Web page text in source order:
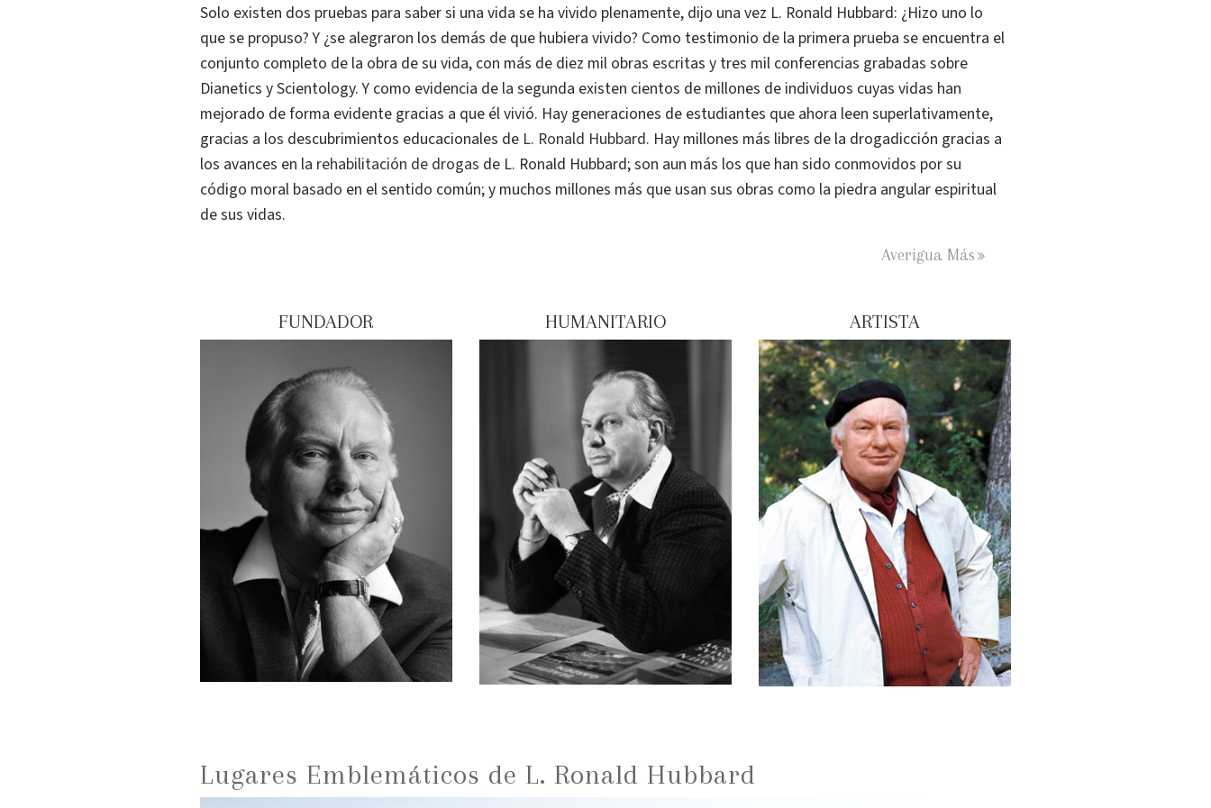
Solo existen dos pruebas para saber si una vida se ha vivido plenamente, dijo una vez L. Ronald Hubbard: ¿Hizo uno lo
que se propuso? Y ¿se alegraron los demás de que hubiera vivido? Como testimonio de la primera prueba se encuentra el
conjunto completo de la obra de su vida, con más de diez mil obras escritas y tres mil conferencias grabadas sobre
Dianetics y Scientology. Y como evidencia de la segunda existen cientos de millones de individuos cuyas vidas han
mejorado de forma evidente gracias a que él vivió. Hay generaciones de estudiantes que ahora leen superlativamente,
gracias a los descubrimientos educacionales de L. Ronald Hubbard. Hay millones más libres de la drogadicción gracias a
los avances en la rehabilitación de drogas de L. Ronald Hubbard; son aun más los que han sido conmovidos por su
código moral basado en el sentido común; y muchos millones más que usan sus obras como la piedra angular espiritual
de sus vidas.
Averigua Más
FUNDADOR HUMANITARIO ARTISTA
Lugares Emblemáticos de L. Ronald Hubbard